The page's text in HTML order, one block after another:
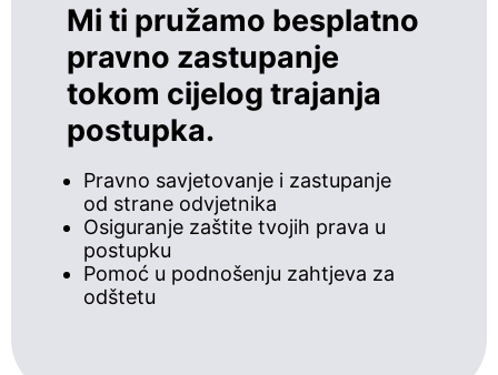
Mi ti pružamo besplatno
pravno zastupanje
tokom cijelog trajanja
postupka.
Pravno savjetovanje i zastupanje
od strane odvjetnika
Osiguranje zaštite tvojih prava u
postupku
Pomoć u podnošenju zahtjeva za
odštetu